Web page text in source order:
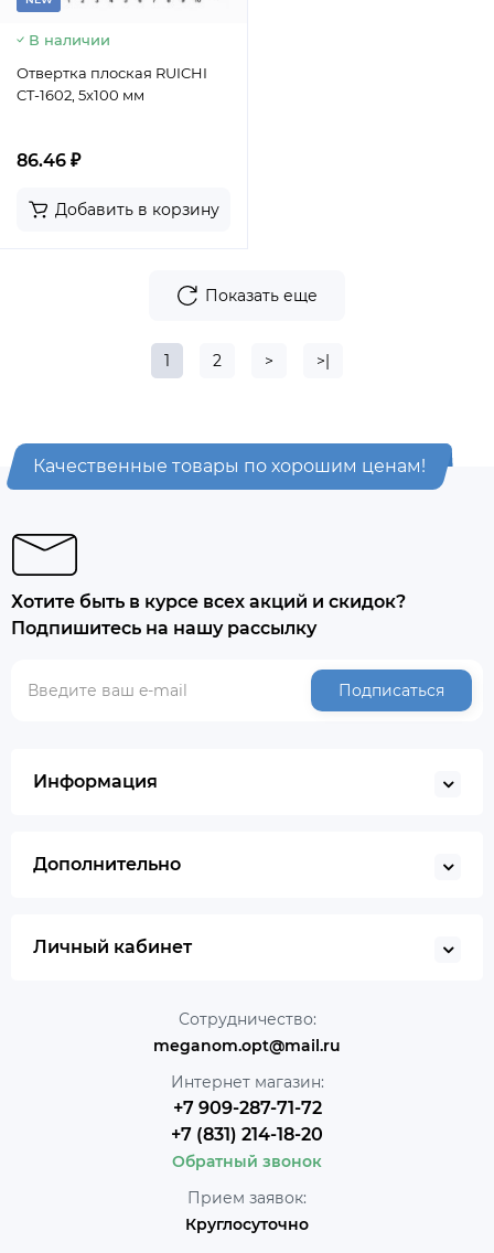
В наличии
Отвертка плоская RUICHI
CT-1602, 5x100 мм
86.46 ₽
Добавить в корзину
Показать еще
1 2 > >|
Качественные товары по хорошим ценам!
Хотите быть в курсе всех акций и скидок?
Подпишитесь на нашу рассылку
Подписаться
Информация
Дополнительно
Личный кабинет
Сотрудничество:
meganom.opt@mail.ru
Интернет магазин:
+7 909-287-71-72
+7 (831) 214-18-20
Обратный звонок
Прием заявок:
Круглосуточно